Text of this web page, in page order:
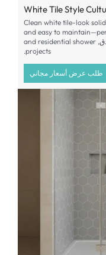
White Tile Style
Clean white tile-look
and easy to
and residential shower
projects
طلب عرض أسعار مجاني